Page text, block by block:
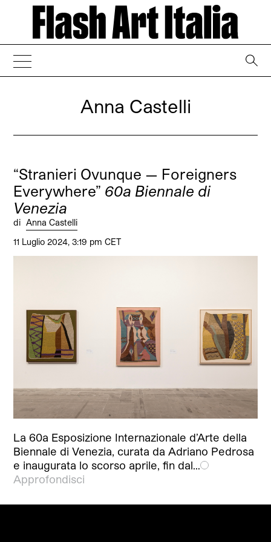
Anna Castelli
“Stranieri Ovunque — Foreigners
Everywhere” 60a Biennale di
Venezia
di Anna Castelli
11 Luglio 2024, 3:19 pm CET
La 60a Esposizione Internazionale d’Arte della
Biennale di Venezia, curata da Adriano Pedrosa
e inaugurata lo scorso aprile, fin dal…
Approfondisci